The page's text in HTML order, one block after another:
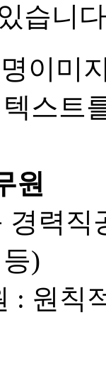
습니
원
경력
)
: 원칙